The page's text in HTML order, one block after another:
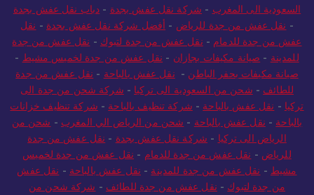
السعودية الى المغرب - شركة نقل عفش بجدة - دباب نقل عفش بجدة
- نقل عفش من جدة للرياض - أفضل شركة نقل عفش بجدة - نقل
عفش من جدة للدمام - نقل عفش من جدة لتبوك - نقل عفش من جدة
للمدينة - صيانة مكيفات بجازان - نقل عفش من جدة لخميس مشيط -
صيانة مكيفات بحفر الباطن - نقل عفش بالباحة - نقل عفش من جدة
للطائف - شحن من السعودية الى تركيا - شركة شحن من جدة الى
تركيا - نقل عفش بالباحة - شركة تنظيف بالباحة - شركة تنظيف خزانات
بالباحة - نقل عفش بالباحة - شحن من الرياض الي المغرب - شحن من
الرياض الى تركيا - شركة نقل عفش بجدة - نقل عفش من جدة
للرياض - نقل عفش من جدة للدمام - نقل عفش من جدة لخميس
مشيط - نقل عفش من جدة للمدينة - نقل عفش بالباحة - نقل عفش
من جدة لتبوك - نقل عفش من جدة للطائف - شركة شحن من